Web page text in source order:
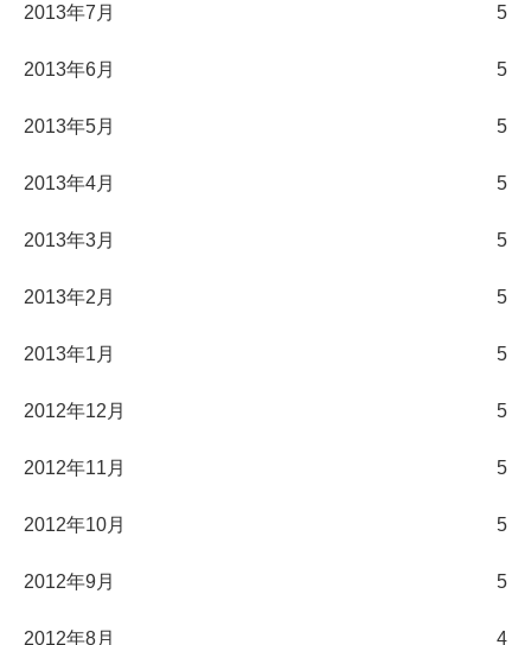
2013年7月 5
2013年6月 5
2013年5月 5
2013年4月 5
2013年3月 5
2013年2月 5
2013年1月 5
2012年12月 5
2012年11月 5
2012年10月 5
2012年9月 5
2012年8月 4